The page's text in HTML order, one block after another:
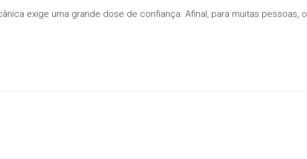
exige uma grande dose de confiança. Afinal, para muitas pessoas, o